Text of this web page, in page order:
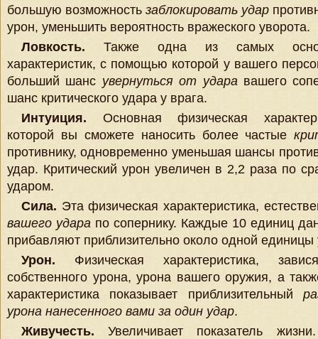
большую возможность заблокировать удар
урон, уменьшить вероятность вражеского уворота.
Ловкость. Также одна из самых
характеристик, с помощью которой у вашего
больший шанс увернуться от удара вашего
шанс критического удара у врага.
Интуиция. Основная физическая
которой вы сможете наносить более частые
противнику, одновременно уменьшая шансы
удар. Критический урон увеличен в 2,2 раза по
ударом.
Сила. Эта физическая характеристика,
вашего удара по сопернику. Каждые 10 единиц
прибавляют приблизительно около одной единицы
Урон. Физическая характеристика,
собственного урона, урона вашего оружия, а
характеристика показывает приблизительный
урона нанесенного вами за один удар.
Живучесть. Увеличивает показатель